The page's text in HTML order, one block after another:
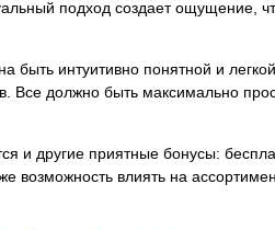
подход создает ощущение,
быть интуитивно понятной и
Все должно быть максимально
и другие приятные бонусы:
возможность влиять на